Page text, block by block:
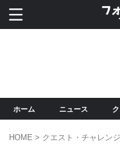
ホーム ニュース
HOME > クエスト・チャレンジ